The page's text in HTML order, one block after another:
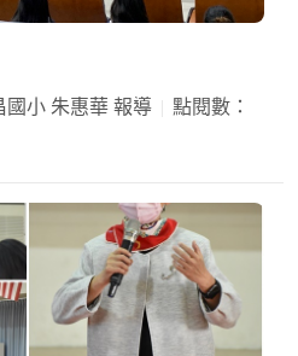
國小 朱惠華 報導
點閱數：